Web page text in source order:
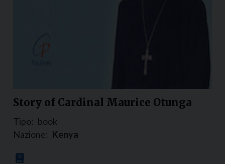
Story of Cardinal Maurice Otunga
Tipo: book
Nazione: Kenya